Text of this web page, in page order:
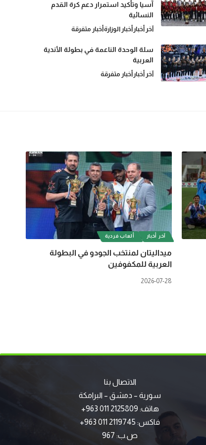
آسيا وتأكيد استمرار دعم كرة القدم
النسائية
آخر أخبارأخبار الوزارةأخبار متفرقة
سلة الوحدة الناعمة في بطولة الأندية
العربية
آخر أخبارأخبار متفرقة
آخر أخبار ألعاب فردية
ميداليتان لمنتخب الجودو في البطولة
العربية للمكفوفين
2026-07-28
الاتصال بنا
سورية – دمشق – البرامكة
هاتف: 2125809 011 963+
فاكس: 2119745 011 963+
ص.ب: 967